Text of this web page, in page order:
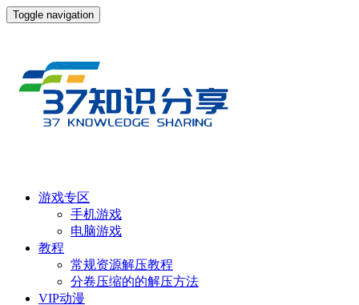
Toggle navigation
游戏专区
手机游戏
电脑游戏
教程
常规资源解压教程
分卷压缩的的解压方法
VIP动漫